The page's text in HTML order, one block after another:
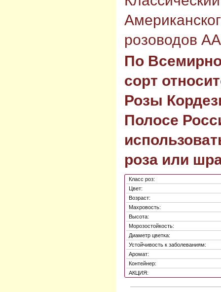
розоводов
По
сорт
Розы
Полосе
роза или
Класс роз:
Цвет:
Возраст:
Махровость:
Высота:
Морозостойкость:
Диаметр цветка:
Устойчивость к заболеваниям:
Аромат:
Контейнер:
АКЦИЯ: